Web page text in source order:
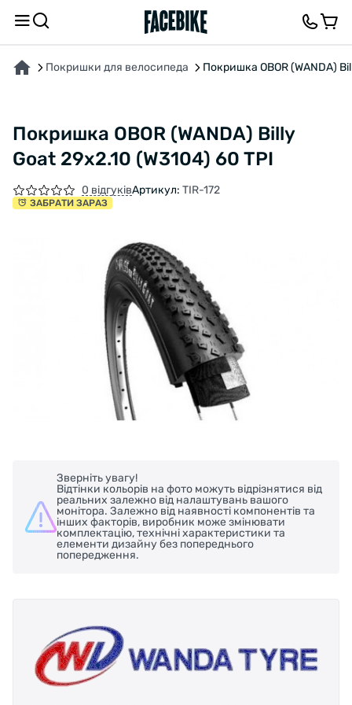
Покришки для велосипеда Покришка OBOR (WANDA)
Покришка OBOR (WANDA) Billy
Goat 29x2.10 (W3104) 60 TPI
0 відгуківАртикул: TIR-172
ЗАБРАТИ ЗАРАЗ
Зверніть увагу!
Відтінки кольорів на фото можуть відрізнятися від
реальних залежно від налаштувань вашого
монітора. Залежно від наявності компонентів та
інших факторів, виробник може змінювати
комплектацію, технічні характеристики та
елементи дизайну без попереднього
попередження.
ПРО ТОВАР ХАРАКТЕРИСТИКИОПИС ВІДГУКИ ТА ЗАПИТАННЯ